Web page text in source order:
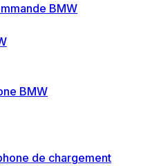
BMW
BMW
de chargement